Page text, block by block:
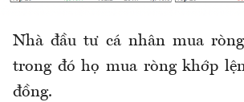
Nhà đầu tư cá nhân mua
trong đó họ mua ròng khớp
đồng.